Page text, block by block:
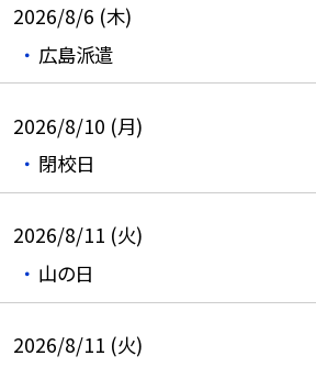
2026/8/6 (木)
広島派遣
2026/8/10 (月)
閉校日
2026/8/11 (火)
山の日
2026/8/11 (火)